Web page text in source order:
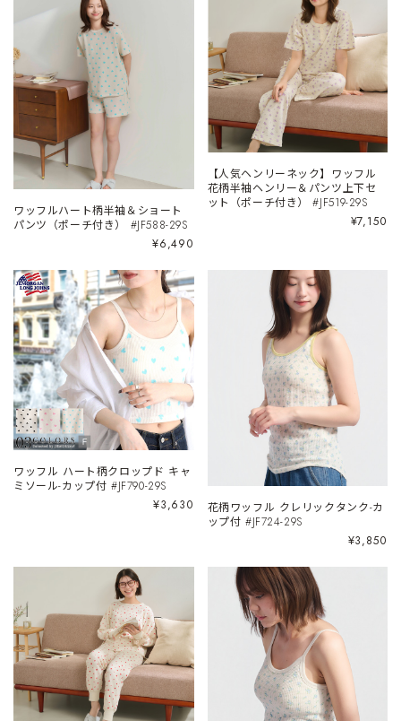
ワッフルハート柄半袖＆ショート
パンツ（ポーチ付き） #JF588-29S
¥6,490
【人気ヘンリーネック】ワッフル
花柄半袖ヘンリー＆パンツ上下セ
ット（ポーチ付き） #JF519-29S
¥7,150
ワッフル ハート柄クロップド キャ
ミソール-カップ付 #JF790-29S
¥3,630
花柄ワッフル クレリックタンク-カ
ップ付 #JF724-29S
¥3,850